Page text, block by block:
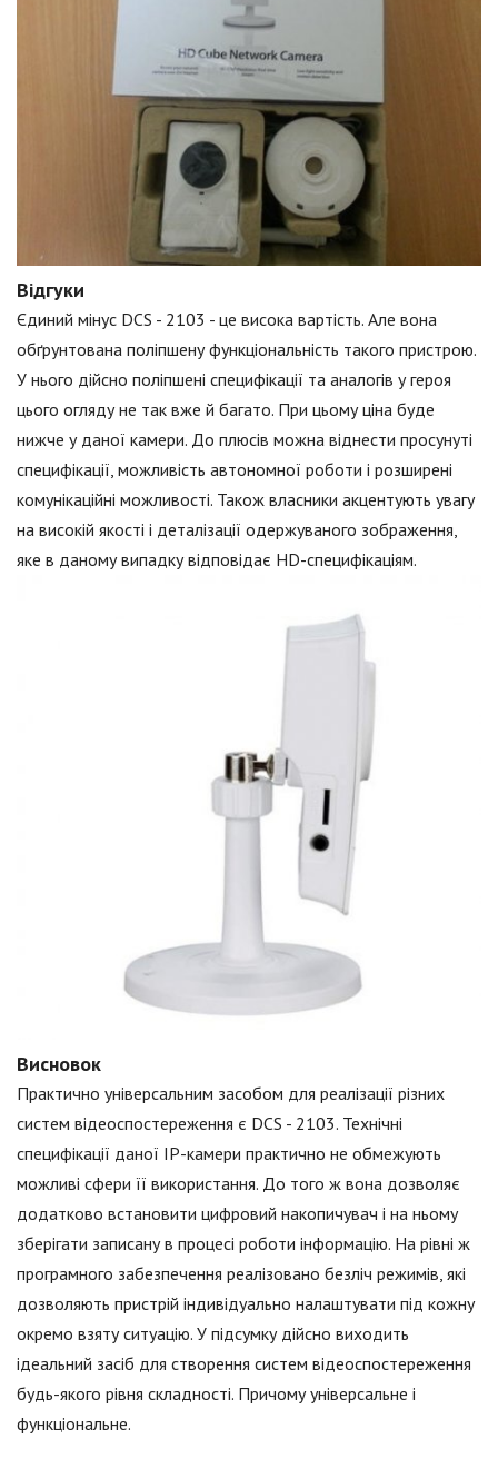
Відгуки
Єдиний мінус DCS - 2103 - це висока вартість. Але вона
обґрунтована поліпшену функціональність такого пристрою.
У нього дійсно поліпшені специфікації та аналогів у героя
цього огляду не так вже й багато. При цьому ціна буде
нижче у даної камери. До плюсів можна віднести просунуті
специфікації, можливість автономної роботи і розширені
комунікаційні можливості. Також власники акцентують увагу
на високій якості і деталізації одержуваного зображення,
яке в даному випадку відповідає HD-специфікаціям.
Висновок
Практично універсальним засобом для реалізації різних
систем відеоспостереження є DCS - 2103. Технічні
специфікації даної IP-камери практично не обмежують
можливі сфери її використання. До того ж вона дозволяє
додатково встановити цифровий накопичувач і на ньому
зберігати записану в процесі роботи інформацію. На рівні ж
програмного забезпечення реалізовано безліч режимів, які
дозволяють пристрій індивідуально налаштувати під кожну
окремо взяту ситуацію. У підсумку дійсно виходить
ідеальний засіб для створення систем відеоспостереження
будь-якого рівня складності. Причому універсальне і
функціональне.